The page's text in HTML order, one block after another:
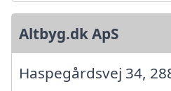
Altbyg.dk ApS
Haspegårdsvej 34,